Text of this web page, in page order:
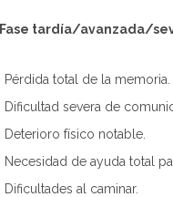
Fase tardía/avanzada/
Pérdida total de la
Dificultad severa de
Deterioro físico notable.
Necesidad de ayuda total
Dificultades al caminar.